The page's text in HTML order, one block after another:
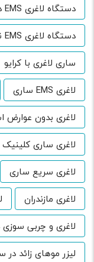
دستگاه لاغری EMS در کلینیک پردیسان
دستگاه لاغری EMS نکا
ساری لاغری با کرایو
لاغری EMS ساری
لاغری بدون عوارض
لاغری ساری
لاغری سریع ساری
لاغری مازندران
لاغری و چربی سوزی
لیزر موهای زائد در